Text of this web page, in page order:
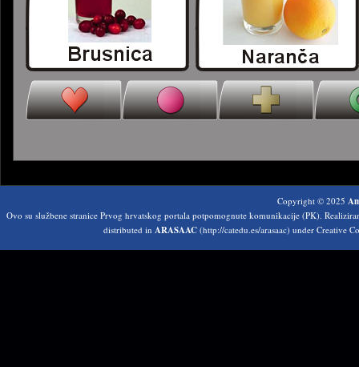
Copyright © 2025
Ovo su službene stranice Prvog hrvatskog portala potpomognute komunikacije (PK).
distributed in ARASAAC (http://catedu.es/arasaac) under Creative